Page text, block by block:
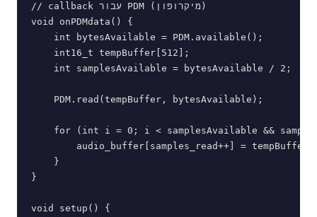
// callback עבור PDM (מיקרופון)
void onPDMdata() {
    int bytesAvailable = PDM.available();
    int16_t tempBuffer[512];
    int samplesAvailable = bytesAvailable / 2;
    PDM.read(tempBuffer, bytesAvailable);
for (int i = 0; i < samplesAvailable &&
audio_buffer[samples_read++] =
    }
}
void setup() {